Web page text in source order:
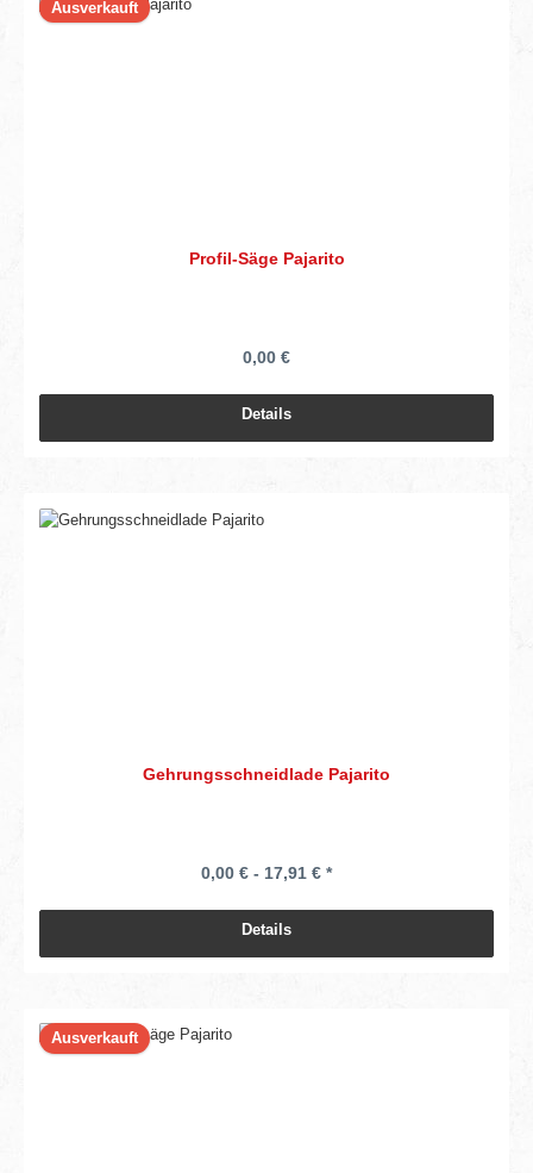
Ausverkauft
Profil-Säge Pajarito
0,00 €
Details
Gehrungsschneidlade Pajarito
0,00 € - 17,91 € *
Details
Ausverkauft